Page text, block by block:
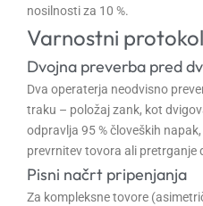
nosilnosti za 10 %.
Varnostni
Dvojna preverba pred
Dva operaterja neodvisno
traku – položaj zank, kot
odpravlja 95 % človeških
prevrnitev tovora ali pretrganje
Pisni načrt pripenjanja
Za kompleksne tovore